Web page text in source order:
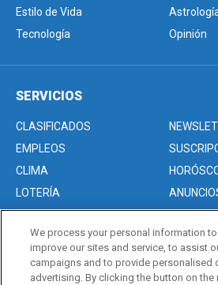
Estilo de Vida
Tecnología
Opinión
SERVICIOS
CLASIFICADOS
EMPLEOS
CLIMA
LOTERÍA
Acerca de nosotros
Advertise with Us/Anuncios
We process your personal information to
improve our sites and service, to assist
campaigns and to provide personalised
advertising. By clicking the button on the